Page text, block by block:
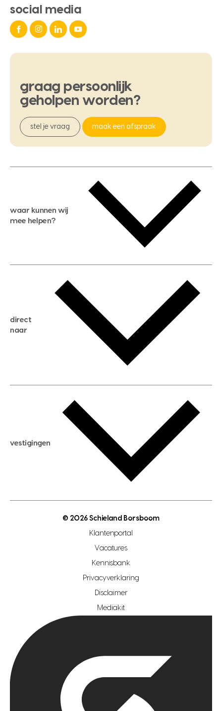
social media
graag persoonlijk
geholpen worden?
stel je vraag maak een afspraak
waar kunnen wij
mee helpen?
gratis zoekservice
huis verkopen
huis kopen
aankoopadvies
verkoopadvies
hypotheekadvies
direct
naar
hypotheek berekenen
maximale hypotheek berekenen
hypotheek bespaarcheck
gratis zoekprofiel aanmaken
open woningwaarde dag
vestigingen
makelaar regio zoetermeer
hypotheekshop regio den haag
hypotheekshop regio rotterdam
© 2026 Schieland Borsboom
Klantenportal
Vacatures
Kennisbank
Privacyverklaring
Disclaimer
Mediakit